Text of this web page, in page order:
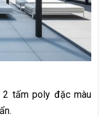
2 tấm poly đặc màu